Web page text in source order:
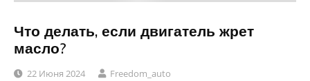
Что делать, если двигатель жрет
масло?
22 Июня 2024 Freedom_auto